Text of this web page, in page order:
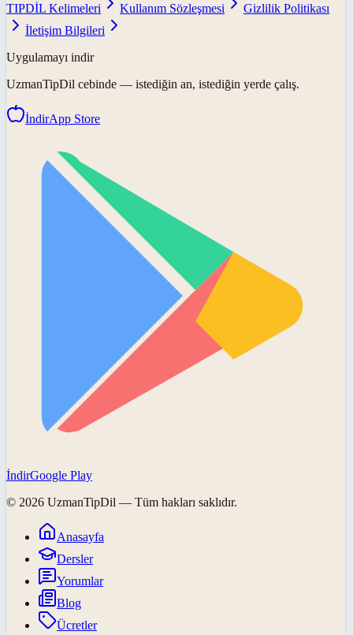
TIPDİL Kelimeleri
Kullanım Sözleşmesi
Gizlilik Politikası
İletişim Bilgileri
Uygulamayı indir
UzmanTipDil cebinde — istediğin an, istediğin yerde çalış.
İndirApp Store
İndirGoogle Play
© 2026 UzmanTipDil — Tüm hakları saklıdır.
Anasayfa
Dersler
Yorumlar
Blog
Ücretler